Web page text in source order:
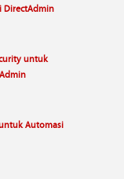
DirectAdmin
untuk
Automasi